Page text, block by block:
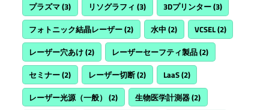
プラズマ(3) リソグラフィ (3) 3Dプリンター(3)
フォトニック結晶レーザー(2) 水中 (2) VCSEL(2)
レーザー穴あけ(2) レーザーセーフティ製品(2)
セミナー(2) レーザー切断(2) LaaS(2)
レーザー光源（一般） (2) 生物医学計測器(2)